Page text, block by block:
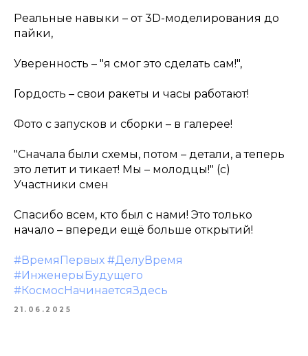
Реальные навыки – от 3D-моделирования до
пайки,
Уверенность – "я смог это сделать сам!",
Гордость – свои ракеты и часы работают!
Фото с запусков и сборки – в галерее!
"Сначала были схемы, потом – детали, а теперь
это летит и тикает! Мы – молодцы!" (с)
Участники смен
Спасибо всем, кто был с нами! Это только
начало – впереди ещё больше открытий!
#ВремяПервых #ДелуВремя
#ИнженерыБудущего
#КосмосНачинаетсяЗдесь
21.06.2025